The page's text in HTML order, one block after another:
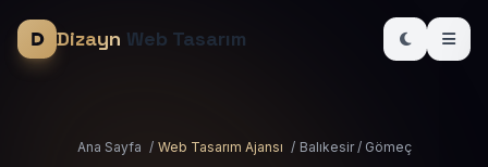
Dizayn Web Tasarım
Ana Sayfa / Web Tasarım Ajansı / Balıkesir / Gömeç